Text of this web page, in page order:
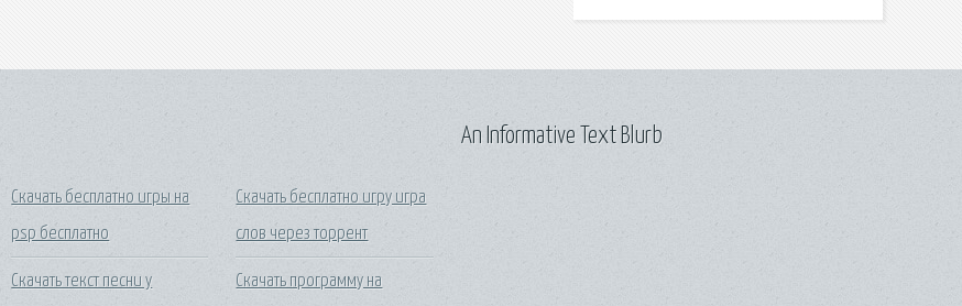
Скачать бесплатно игры на
psp бесплатно
Скачать текст песни у
Скачать бесплатно игру игра
слов через торрент
Скачать программу на
An Informative Text Blurb